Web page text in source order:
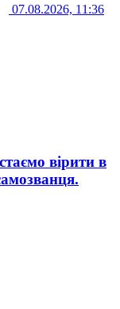
07.08.2026, 11:36
вірити в